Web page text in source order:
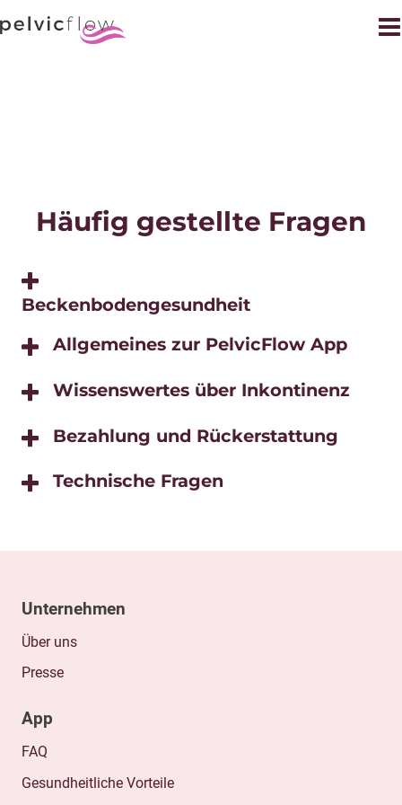
Häufig gestellte Fragen
Beckenbodengesundheit
Allgemeines zur PelvicFlow App
Wissenswertes über Inkontinenz
Bezahlung und Rückerstattung
Technische Fragen
Unternehmen
Über uns
Presse
App
FAQ
Gesundheitliche Vorteile